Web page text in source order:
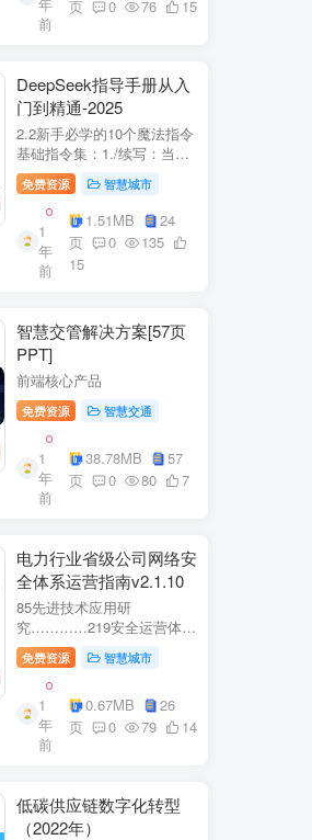
+医疗企业案例分析5中国互
联网+医疗...
年
前
页 0 76 15
DeepSeek指导手册从入
门到精通-2025
2.2新手必学的10个魔法指令
基础指令集：1./续写：当回
答中断时自动继续生成2./简
化：将复杂内容转换成大白
话3./示例：要求展示实际案
例（特别是写代码时）4./步
骤：让AI分步骤指导操作流
程5./检...
免费资源 智慧城市
1
年
前
1.51MB
24
页
0
135
15
智慧交管解决方案[57页
PPT]
前端核心产品
免费资源 智慧交通
1
年
前
38.78MB
57
页
0 80 7
电力行业省级公司网络安
全体系运营指南v2.1.10
85先进技术应用研
究…………219安全运营体
系……2291网络安全运
营..2292业务安全运
营.......249.3网络与业务安全
联动.·26
免费资源 智慧城市
1
年
前
0.67MB
26
页
0 79 14
低碳供应链数字化转型
（2022年）